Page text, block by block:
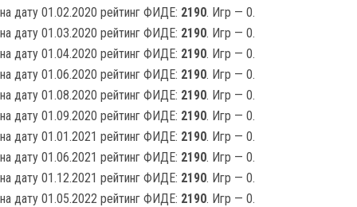
на дату 01.02.2020 рейтинг ФИДЕ: 2190. Игр — 0.
на дату 01.03.2020 рейтинг ФИДЕ: 2190. Игр — 0.
на дату 01.04.2020 рейтинг ФИДЕ: 2190. Игр — 0.
на дату 01.06.2020 рейтинг ФИДЕ: 2190. Игр — 0.
на дату 01.08.2020 рейтинг ФИДЕ: 2190. Игр — 0.
на дату 01.09.2020 рейтинг ФИДЕ: 2190. Игр — 0.
на дату 01.01.2021 рейтинг ФИДЕ: 2190. Игр — 0.
на дату 01.06.2021 рейтинг ФИДЕ: 2190. Игр — 0.
на дату 01.12.2021 рейтинг ФИДЕ: 2190. Игр — 0.
на дату 01.05.2022 рейтинг ФИДЕ: 2190. Игр — 0.